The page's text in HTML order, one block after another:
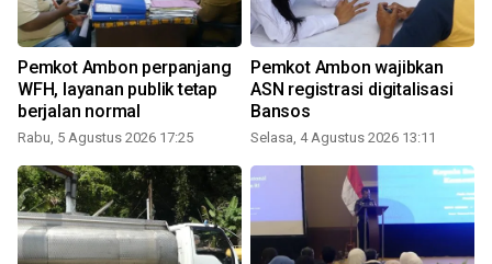
Pemkot Ambon perpanjang
WFH, layanan publik tetap
berjalan normal
Rabu, 5 Agustus 2026 17:25
Pemkot Ambon wajibkan
ASN registrasi digitalisasi
Bansos
Selasa, 4 Agustus 2026 13:11